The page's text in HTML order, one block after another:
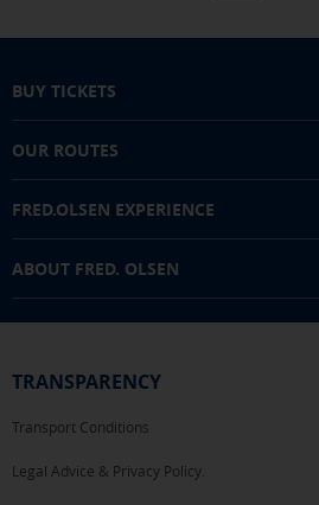
BUY TICKETS
OUR ROUTES
FRED.OLSEN EXPERIENCE
ABOUT FRED. OLSEN
TRANSPARENCY
Transport Conditions
Legal Advice & Privacy Policy.